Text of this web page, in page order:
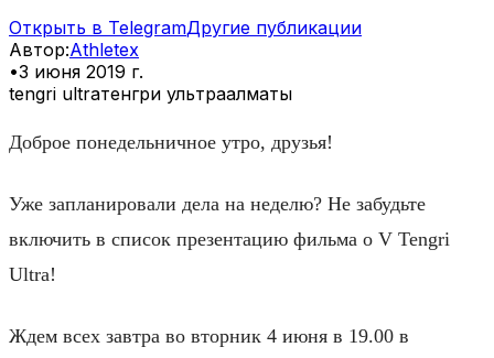
Открыть в TelegramДругие публикации
Автор:Athletex
•3 июня 2019 г.
tengri ultraтенгри ультраалматы
Доброе понедельничное утро, друзья!
Уже запланировали дела на неделю? Не забудьте
включить в список презентацию фильма о V Tengri
Ultra!
Ждем всех завтра во вторник 4 июня в 19.00 в